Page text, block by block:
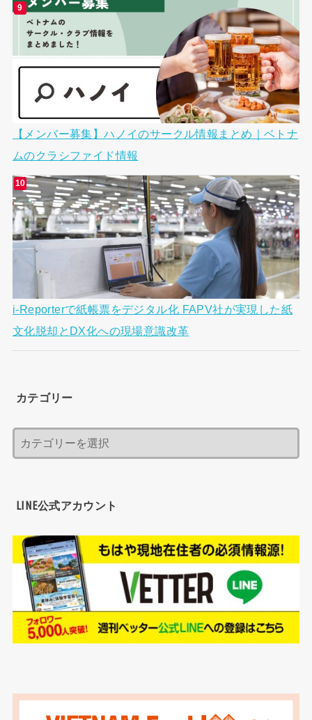
【メンバー募集】ハノイのサークル情報まとめ｜ベトナ
ムのクラシファイド情報
i-Reporterで紙帳票をデジタル化 FAPV社が実現した紙
文化脱却とDX化への現場意識改革
カテゴリー
LINE公式アカウント